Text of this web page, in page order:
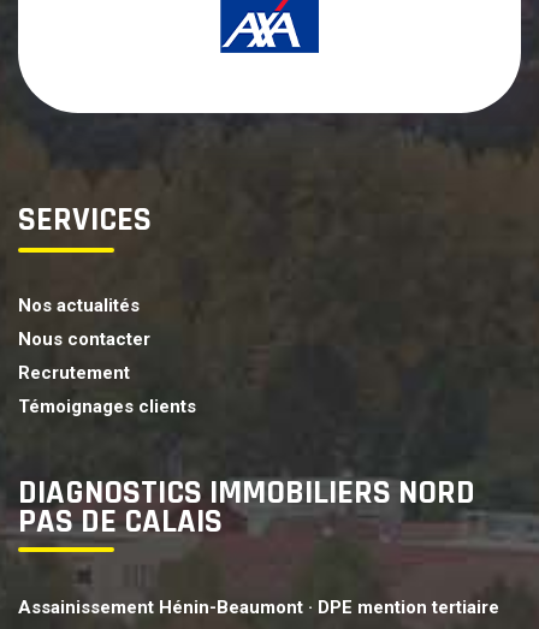
SERVICES
Nos actualités
Nous contacter
Recrutement
Témoignages clients
DIAGNOSTICS IMMOBILIERS NORD
PAS DE CALAIS
Assainissement Hénin-Beaumont · DPE mention tertiaire